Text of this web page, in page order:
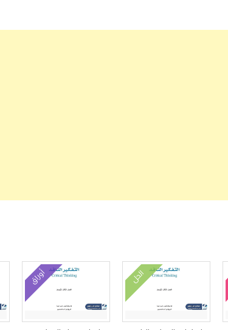
الحل أوراق